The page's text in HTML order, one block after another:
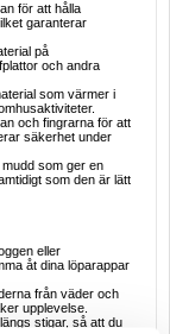
för att hålla
garanterar
på
och andra
som värmer i
och fingrarna för att
säkerhet under
som ger en
som den är lätt
eller
åt dina löparappar
från väder och
upplevelse.
stigar, så att du